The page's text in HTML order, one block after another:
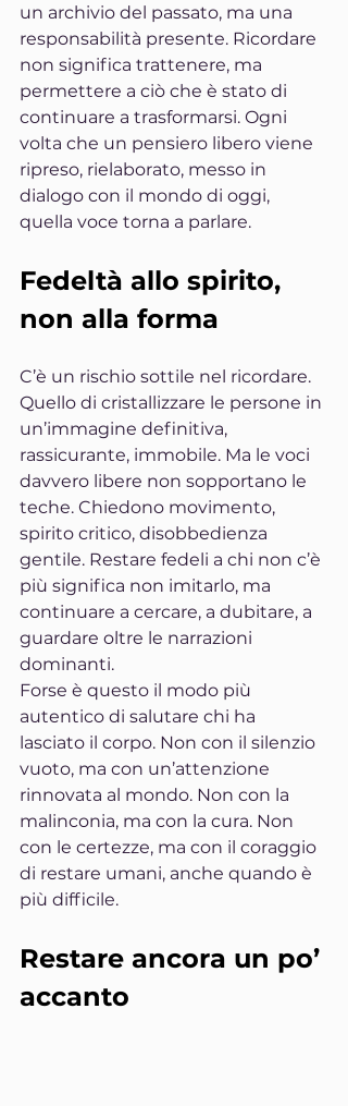
un archivio del passato, ma una
responsabilità presente. Ricordare
non significa trattenere, ma
permettere a ciò che è stato di
continuare a trasformarsi. Ogni
volta che un pensiero libero viene
ripreso, rielaborato, messo in
dialogo con il mondo di oggi,
quella voce torna a parlare.
Fedeltà allo spirito,
non alla forma
C’è un rischio sottile nel ricordare.
Quello di cristallizzare le persone in
un’immagine definitiva,
rassicurante, immobile. Ma le voci
davvero libere non sopportano le
teche. Chiedono movimento,
spirito critico, disobbedienza
gentile. Restare fedeli a chi non c’è
più significa non imitarlo, ma
continuare a cercare, a dubitare, a
guardare oltre le narrazioni
dominanti.
Forse è questo il modo più
autentico di salutare chi ha
lasciato il corpo. Non con il silenzio
vuoto, ma con un’attenzione
rinnovata al mondo. Non con la
malinconia, ma con la cura. Non
con le certezze, ma con il coraggio
di restare umani, anche quando è
più difficile.
Restare ancora un po’
accanto